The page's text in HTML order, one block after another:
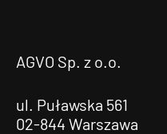
AGVO Sp. z o.o.
ul. Puławska 561
02-844 Warszawa